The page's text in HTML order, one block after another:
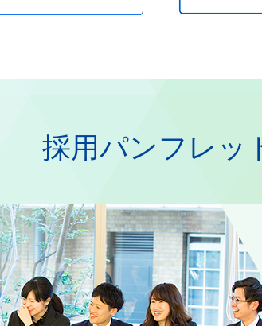
試験（教養区分）合格者の官庁訪問につい
採用パンフレッ